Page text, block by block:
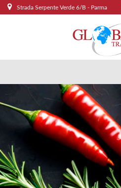
Strada Serpente Verde 6/B - Parma